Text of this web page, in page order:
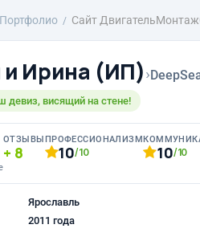
Портфолио Сайт
и Ирина (ИП)›
девиз, висящий на стене!
ОТЗЫВЫ
8
ПРОФЕССИОНАЛИЗМ
10/10 10/10
Ярославль
2011 года